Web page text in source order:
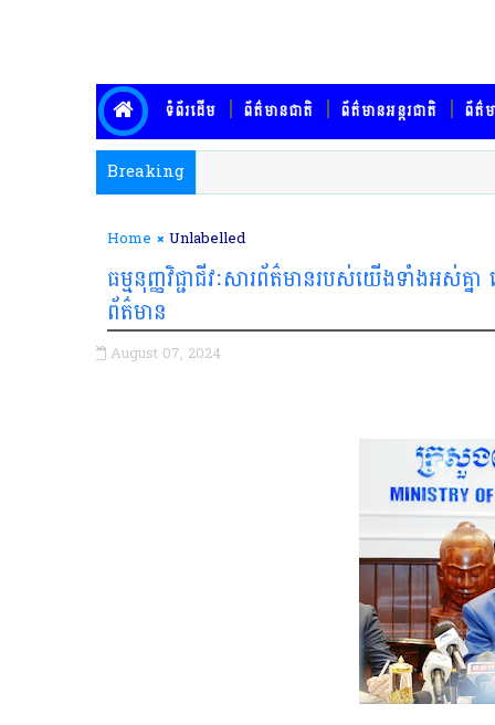
ទំព័រដើម ព័ត៌មានជាតិ ព័ត៌មានអន្តរជាតិ ព័ត៌ម
Breaking
Home Unlabelled
ធម្មនុញ្ញវិជ្ជាជីវៈសារព័ត៌មានរបស់យើងទាំងអស់គ្ន
ព័ត៌មាន
August 07, 2024